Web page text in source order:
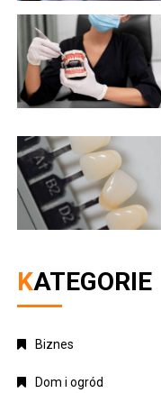
KATEGORIE
Biznes
Dom i ogród